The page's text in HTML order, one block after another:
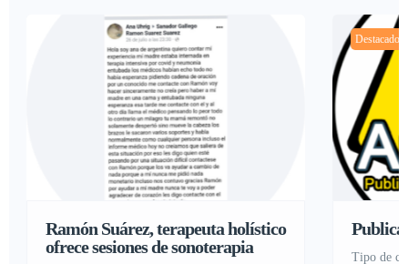
Ramón Suárez, terapeuta holístico
ofrece sesiones de sonoterapia
Destacado
tipo de